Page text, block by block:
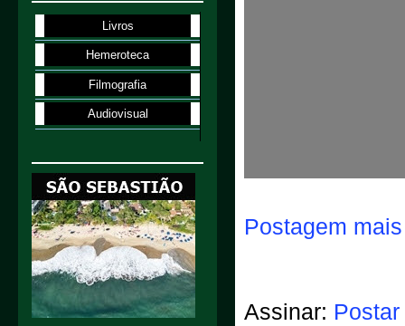
Postagem
Assinar:
Livros
Hemeroteca
Filmografia
Audiovisual